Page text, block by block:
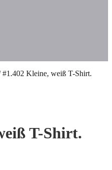
#1.402 Kleine, weiß T-Shirt.
T-Shirt.